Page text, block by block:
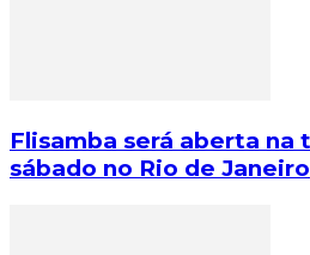
Flisamba será aberta na
sábado no Rio de Janeiro